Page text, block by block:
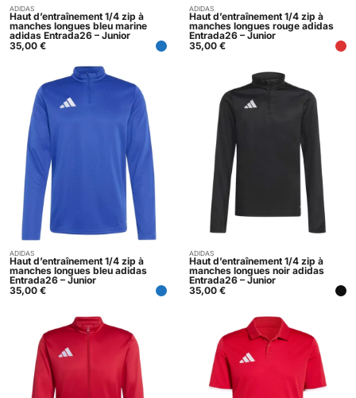
Acheter
ADIDAS
Haut d’entraînement 1/4 zip à
manches longues bleu marine
adidas Entrada26 – Junior
35,00 €
Acheter
ADIDAS
Haut d’entraînement 1/4 zip à
manches longues rouge adidas
Entrada26 – Junior
35,00 €
Acheter
ADIDAS
Haut d’entraînement 1/4 zip à
manches longues bleu adidas
Entrada26 – Junior
35,00 €
Acheter
ADIDAS
Haut d’entraînement 1/4 zip à
manches longues noir adidas
Entrada26 – Junior
35,00 €